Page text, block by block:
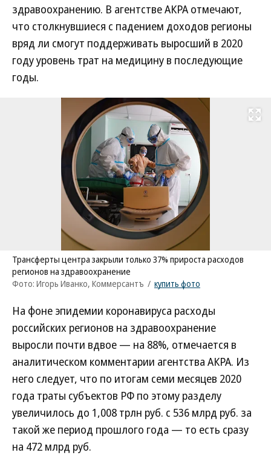
здравоохранению. В агентстве АКРА отмечают,
что столкнувшиеся с падением доходов регионы
вряд ли смогут поддерживать выросший в 2020
году уровень трат на медицину в последующие
годы.
Развернуть
Трансферты центра закрыли только 37% прироста расходов
регионов на здравоохранение
Фото: Игорь Иванко, Коммерсантъ / купить фото
На фоне эпидемии коронавируса расходы
российских регионов на здравоохранение
выросли почти вдвое — на 88%, отмечается в
аналитическом комментарии агентства АКРА. Из
него следует, что по итогам семи месяцев 2020
года траты субъектов РФ по этому разделу
увеличилось до 1,008 трлн руб. с 536 млрд руб. за
такой же период прошлого года — то есть сразу
на 472 млрд руб.